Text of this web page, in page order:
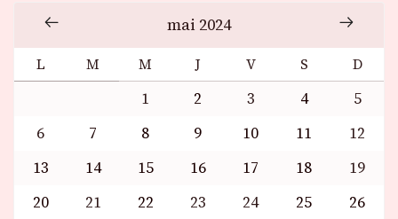
mai 2024
L M M J V S D
1 2 3 4
5
6
7 8 9 10 11
12
13
14 15 16 17 18
19
20
21 22 23 24 25
26